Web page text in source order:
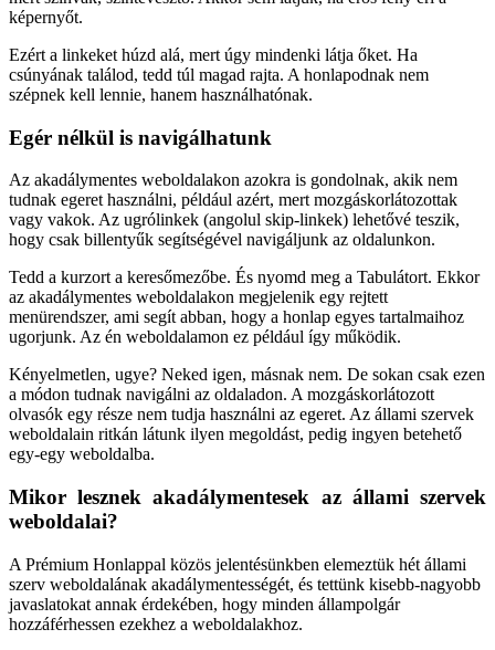
képernyőt.
Ezért a linkeket húzd alá, mert úgy mindenki látja őket. Ha
csúnyának találod, tedd túl magad rajta. A honlapodnak nem
szépnek kell lennie, hanem használhatónak.
Egér nélkül is navigálhatunk
Az akadálymentes weboldalakon azokra is gondolnak, akik nem
tudnak egeret használni, például azért, mert mozgáskorlátozottak
vagy vakok. Az ugrólinkek (angolul skip-linkek) lehetővé teszik,
hogy csak billentyűk segítségével navigáljunk az oldalunkon.
Tedd a kurzort a keresőmezőbe. És nyomd meg a Tabulátort. Ekkor
az akadálymentes weboldalakon megjelenik egy rejtett
menürendszer, ami segít abban, hogy a honlap egyes tartalmaihoz
ugorjunk. Az én weboldalamon ez például így működik.
Kényelmetlen, ugye? Neked igen, másnak nem. De sokan csak ezen
a módon tudnak navigálni az oldaladon. A mozgáskorlátozott
olvasók egy része nem tudja használni az egeret. Az állami szervek
weboldalain ritkán látunk ilyen megoldást, pedig ingyen betehető
egy-egy weboldalba.
Mikor lesznek akadálymentesek az állami szervek
weboldalai?
A Prémium Honlappal közös jelentésünkben elemeztük hét állami
szerv weboldalának akadálymentességét, és tettünk kisebb-nagyobb
javaslatokat annak érdekében, hogy minden állampolgár
hozzáférhessen ezekhez a weboldalakhoz.